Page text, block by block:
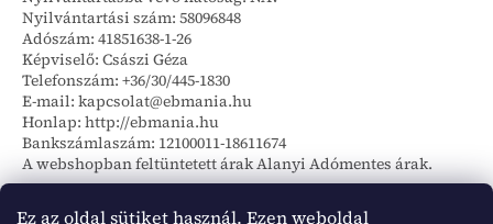
Ez az oldal sütiket használ. Ezen weboldal
Nyilvántartási szám: 58096848
Adószám: 41851638-1-26
Képviselő: Császi Géza
Telefonszám: +36/30/445-1830
E-mail: kapcsolat@ebmania.hu
Honlap: http://ebmania.hu
Bankszámlaszám: 12100011-18611674
A webshopban feltüntetett árak Alanyi Adómentes árak.
Szállítási információk